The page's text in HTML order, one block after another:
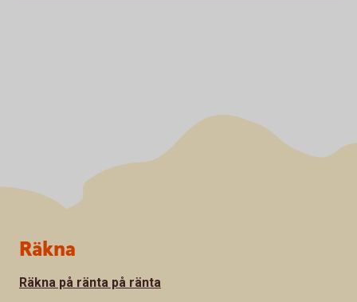
Sidfot
Räkna
Räkna på ränta på ränta